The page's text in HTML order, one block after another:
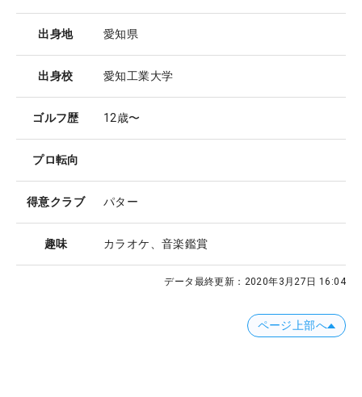
出身地 愛知県
出身校 愛知工業大学
ゴルフ歴 12歳〜
プロ転向
得意クラブ パター
趣味 カラオケ、音楽鑑賞
データ最終更新： 2020年3月27日 16:04
ページ上部へ